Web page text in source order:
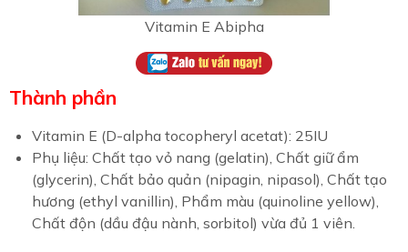
Vitamin E Abipha
Thành phần
Vitamin E (D-alpha tocopheryl acetat): 25IU
Phụ liệu: Chất tạo vỏ nang (gelatin), Chất giữ ẩm
(glycerin), Chất bảo quản (nipagin, nipasol), Chất tạo
hương (ethyl vanillin), Phẩm màu (quinoline yellow),
Chất độn (dầu đậu nành, sorbitol) vừa đủ 1 viên.